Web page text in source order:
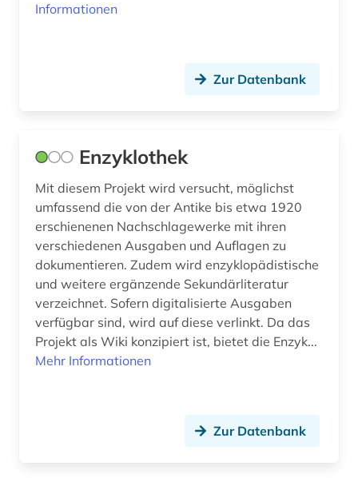
Informationen
Zur Datenbank
Enzyklothek
Mit diesem Projekt wird versucht, möglichst
umfassend die von der Antike bis etwa 1920
erschienenen Nachschlagewerke mit ihren
verschiedenen Ausgaben und Auflagen zu
dokumentieren. Zudem wird enzyklopädistische
und weitere ergänzende Sekundärliteratur
verzeichnet. Sofern digitalisierte Ausgaben
verfügbar sind, wird auf diese verlinkt. Da das
Projekt als Wiki konzipiert ist, bietet die Enzyk...
Mehr Informationen
Zur Datenbank